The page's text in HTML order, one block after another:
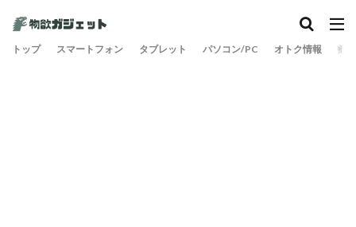
トップ スマートフォン タブレット パソコン/PC オトク情報 旅
カテゴリー